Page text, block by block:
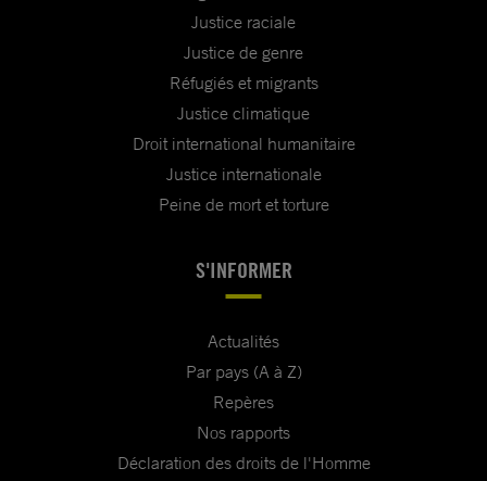
Justice raciale
Justice de genre
Réfugiés et migrants
Justice climatique
Droit international humanitaire
Justice internationale
Peine de mort et torture
S'INFORMER
Actualités
Par pays (A à Z)
Repères
Nos rapports
Déclaration des droits de l'Homme